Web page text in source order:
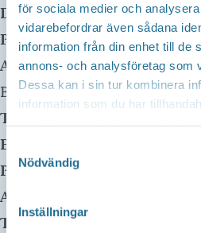
för sociala medier och
vidarebefordrar även sådana
information från din enhet till de
annons- och analysföretag som
Dessa kan i sin tur kombinera
information som du har
Samtyckesval
Nödvändig
Inställningar
Datum: 12 mars, 2024 kl
Plats:
Borensbergs Bibliotek
Adress: Husbyvägen 13
Borensberg, 59175
Telefon:
E-mail:
Pris:Gratis
Arrangör:
Telefonnummer arrangör: